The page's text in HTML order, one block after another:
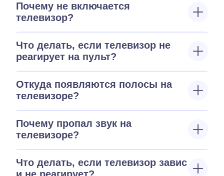
Почему не включается
телевизор?
Что делать, если телевизор не
реагирует на пульт?
Откуда появляются полосы на
телевизоре?
Почему пропал звук на
телевизоре?
Что делать, если телевизор завис